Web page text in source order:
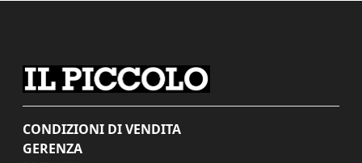
CONDIZIONI DI VENDITA
GERENZA